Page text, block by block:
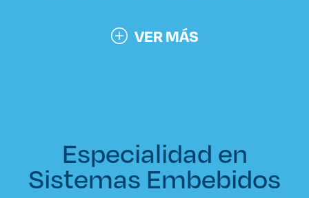
VER MÁS
Especialidad en
Sistemas Embebidos